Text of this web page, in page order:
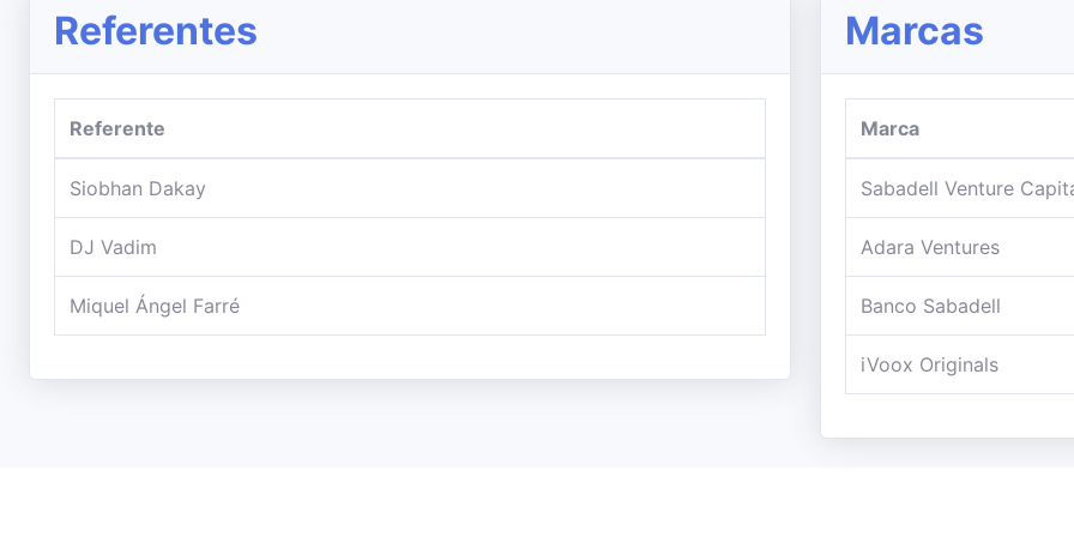
Referentes
Referente
Siobhan Dakay
DJ Vadim
Miquel Ángel Farré
Marcas
Marca
Sabadell Venture
Adara Ventures
Banco Sabadell
iVoox Originals